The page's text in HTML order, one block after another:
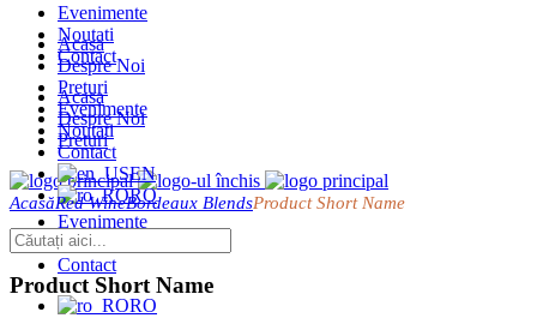
Evenimente
Noutati
Contact
Acasa
Despre Noi
Preturi
Evenimente
Noutati
Contact
RO
Acasa
Despre Noi
Preturi
Evenimente
Noutati
Contact
EN
RO
AcasăRed WineBordeaux BlendsProduct Short Name
Product Short Name